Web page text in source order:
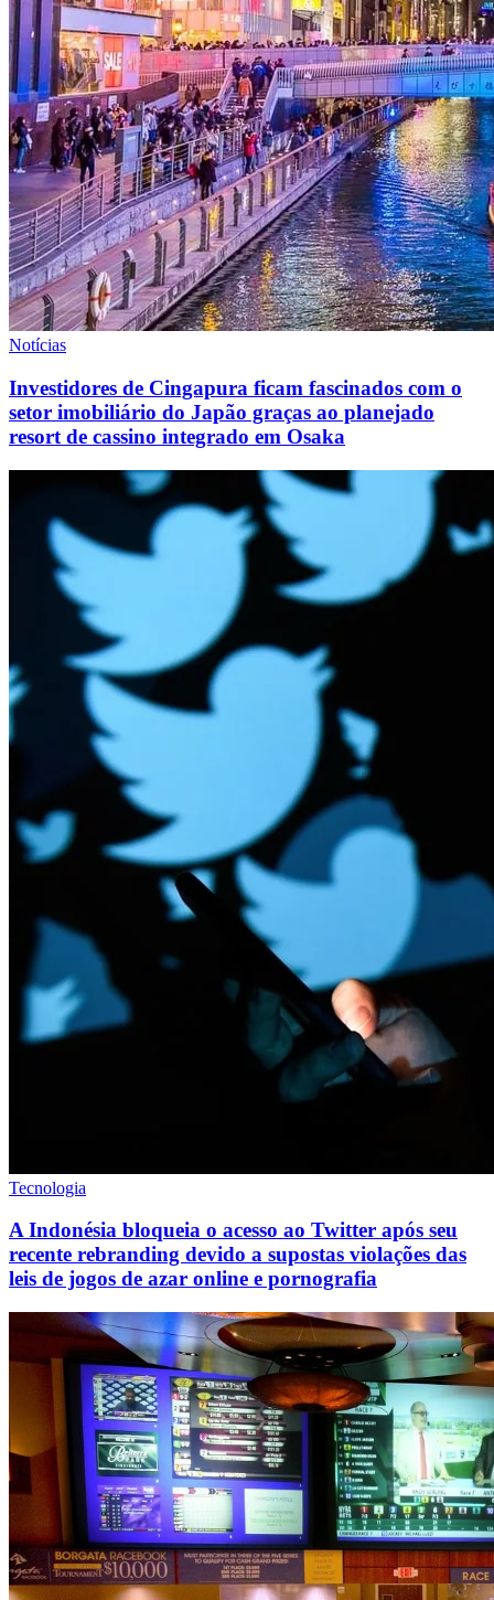
Notícias
Investidores de Cingapura ficam fascinados com o
setor imobiliário do Japão graças ao planejado
resort de cassino integrado em Osaka
Tecnologia
A Indonésia bloqueia o acesso ao Twitter após seu
recente rebranding devido a supostas violações das
leis de jogos de azar online e pornografia